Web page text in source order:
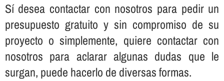
Sí­ desea contactar con nosotros para pedir un
presupuesto gratuito y sin compromiso de su
proyecto o simplemente, quiere contactar con
nosotros para aclarar algunas dudas que le
surgan, puede hacerlo de diversas formas.